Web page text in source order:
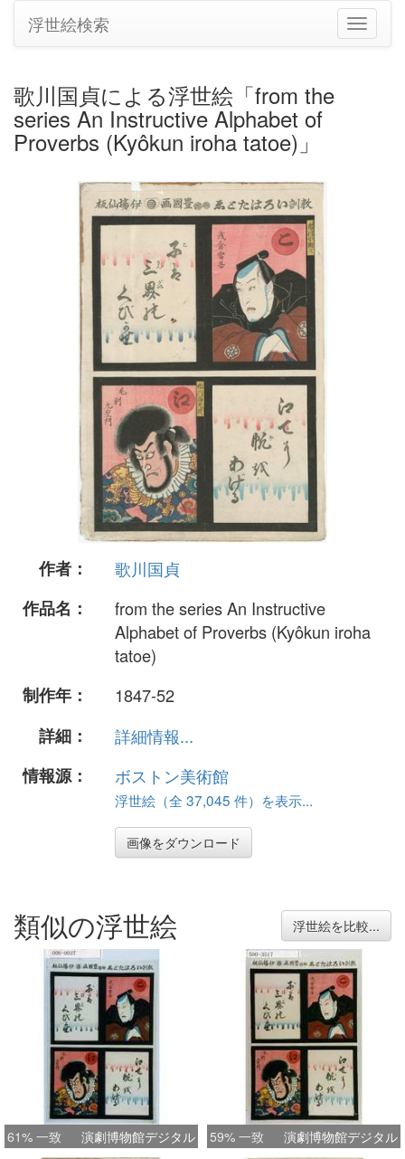
ナ
ビ
浮世絵検索
歌川国貞による浮世絵「from the
series An Instructive Alphabet of
Proverbs (Kyôkun iroha tatoe)」
作者：
歌川国貞
作品名：
from the series An Instructive
Alphabet of Proverbs (Kyôkun iroha
tatoe)
制作年：
1847-52
詳細：
詳細情報...
情報源：
ボストン美術館
浮世絵（全 37,045 件）を表示...
画像をダウンロード
類似の浮世絵 浮世絵を比較...
61% 一致 演劇博物館デジタル 59% 一致 演劇博物館デジタル